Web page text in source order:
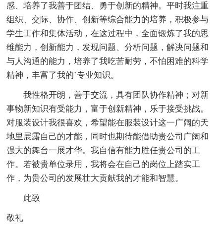
感、培养了我善于团结、勇于创新的精神。平时我注重
组织、交际、协作、创新等综合能力的培养，积极参与
学生工作和集体活动，在这过程中，全面锻炼了我的思
维能力，创新能力，发现问题、分析问题，解决问题和
与人沟通的能力，培养了我吃苦耐劳，不怕困难的科学
精神，丰富了我的`专业知识。
我性格开朗，善于交流，具有团队协作精神；对新
事物新知识有受能力，富于创新精神，乐于接受挑战。
对服装设计我很喜欢，希望能在服装设计这一广阔的天
地里展露自己的才能，同时也期待能借助贵公司广阔和
强大的舞台一展才华。我自信有能力胜任贵公司的工
作。若被贵单位录用，我将会在自己的岗位上踏实工
作，为贵公司的发展壮大贡献我的才能和智慧。
此致
敬礼